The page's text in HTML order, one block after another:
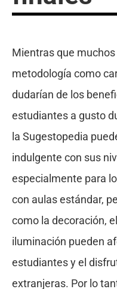
Mientras que
metodología como
dudarían de los
estudiantes a gusto
la Sugestopedia
indulgente con sus
especialmente para
con aulas estándar,
como la decoración,
iluminación pueden
estudiantes y el
extranjeras. Por lo